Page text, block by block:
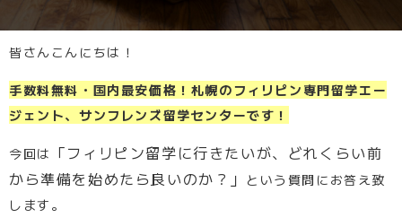
皆さんこんにちは！
手数料無料・国内最安価格！札幌のフィリピン専門留学エー
ジェント、サンフレンズ留学センターです！
今回は 「フィリピン留学に行きたいが、どれくらい前
から準備を始めたら良いのか？」 という質問にお答え致
します。